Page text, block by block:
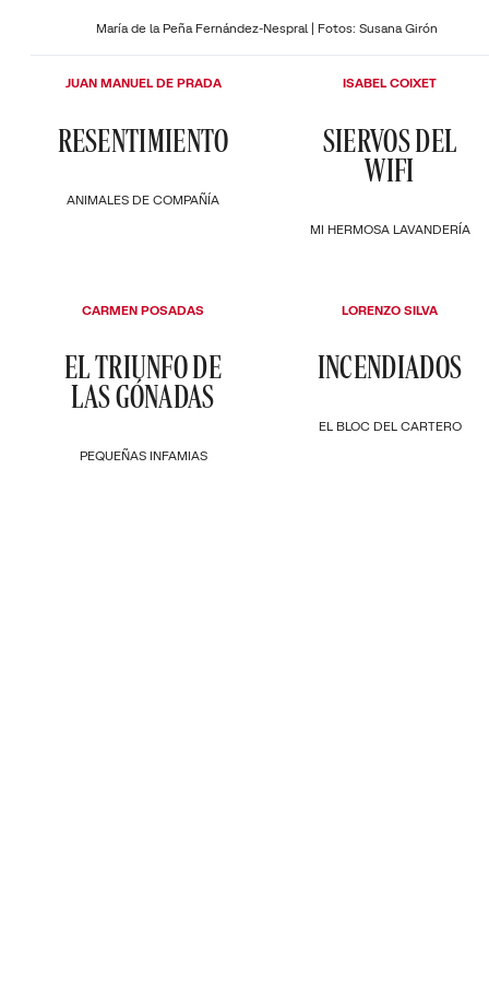
María de la Peña Fernández-Nespral | Fotos: Susana Girón
ANIMALES DE COMPAÑÍA
RESENTIMIENTO
JUAN MANUEL DE PRADA
MI HERMOSA LAVANDERÍA
SIERVOS DEL
WIFI
ISABEL COIXET
PEQUEÑAS INFAMIAS
EL TRIUNFO DE
LAS GÓNADAS
CARMEN POSADAS
EL BLOC DEL CARTERO
INCENDIADOS
LORENZO SILVA